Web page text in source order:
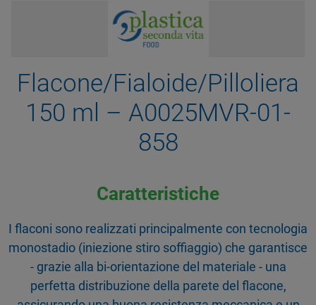
Flacone/Fialoide/Pilloliera
150 ml – A0025MVR-01-
858
Caratteristiche
I flaconi sono realizzati principalmente con tecnologia
monostadio (iniezione stiro soffiaggio) che garantisce
- grazie alla bi-orientazione del materiale - una
perfetta distribuzione della parete del flacone,